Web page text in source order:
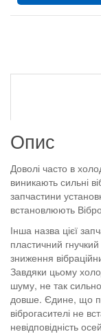
Опис
Доволі часто в
виникають сильні
запчастини
встановлюють
Інша назва цієї
пластичний
зниження
Завдяки цьому
шуму, не так
довше. Єдине, що
віброгасителі не
невідповідність